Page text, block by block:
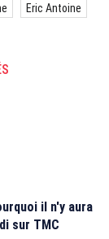
Eric Antoine
il n'y aura
sur TMC